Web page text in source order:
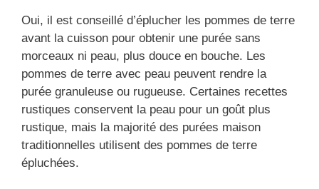
Oui, il est conseillé d’éplucher les pommes de terre
avant la cuisson pour obtenir une purée sans
morceaux ni peau, plus douce en bouche. Les
pommes de terre avec peau peuvent rendre la
purée granuleuse ou rugueuse. Certaines recettes
rustiques conservent la peau pour un goût plus
rustique, mais la majorité des purées maison
traditionnelles utilisent des pommes de terre
épluchées.